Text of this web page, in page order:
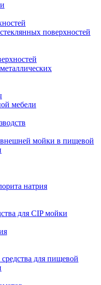
поверхностей
мебели
внешней мойки в пищевой
натрия
для CIP мойки
для пищевой